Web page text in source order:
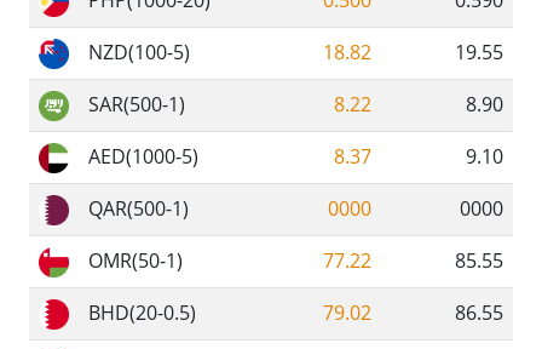
NZD(100-5)
18.82
19.55
SAR(500-1)
8.22
8.90
AED(1000-5)
8.37
9.10
QAR(500-1)
0000
0000
OMR(50-1)
77.22
85.55
BHD(20-0.5)
79.02
86.55